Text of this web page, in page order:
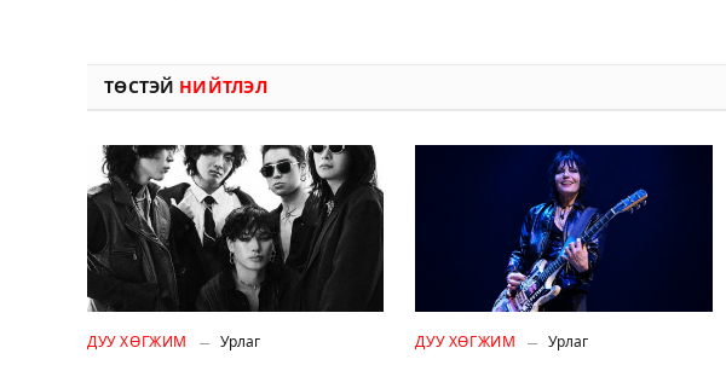
ТӨСТЭЙ НИЙТЛЭЛ
ДУУ ХӨГЖИМ Урлаг ДУУ ХӨГЖИМ Урлаг